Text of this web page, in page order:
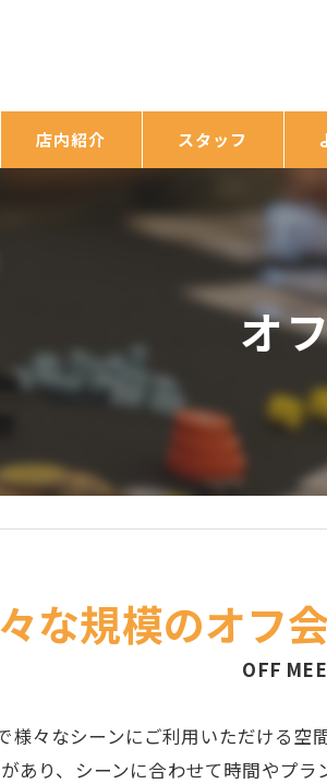
店内紹介 スタッフ
オ
な規模のオフ
OFF
々なシーンにご利用いただける空
あり、シーンに合わせて時間やプ